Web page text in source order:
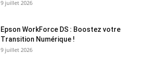
9 juillet 2026
Epson WorkForce DS : Boostez votre
Transition Numérique !
9 juillet 2026